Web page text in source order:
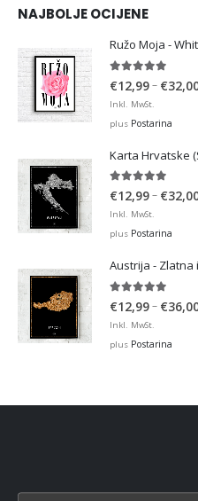
NAJBOLJE OCIJENE
Ružo Moja -
5.00out of 5
€12,99– €
Inkl. MwSt.
plus Postarina
Karta Hrvatske
5.00out of 5
€12,99– €
Inkl. MwSt.
plus Postarina
Austrija - Zlatna
€12,99– €
Inkl. MwSt.
plus Postarina